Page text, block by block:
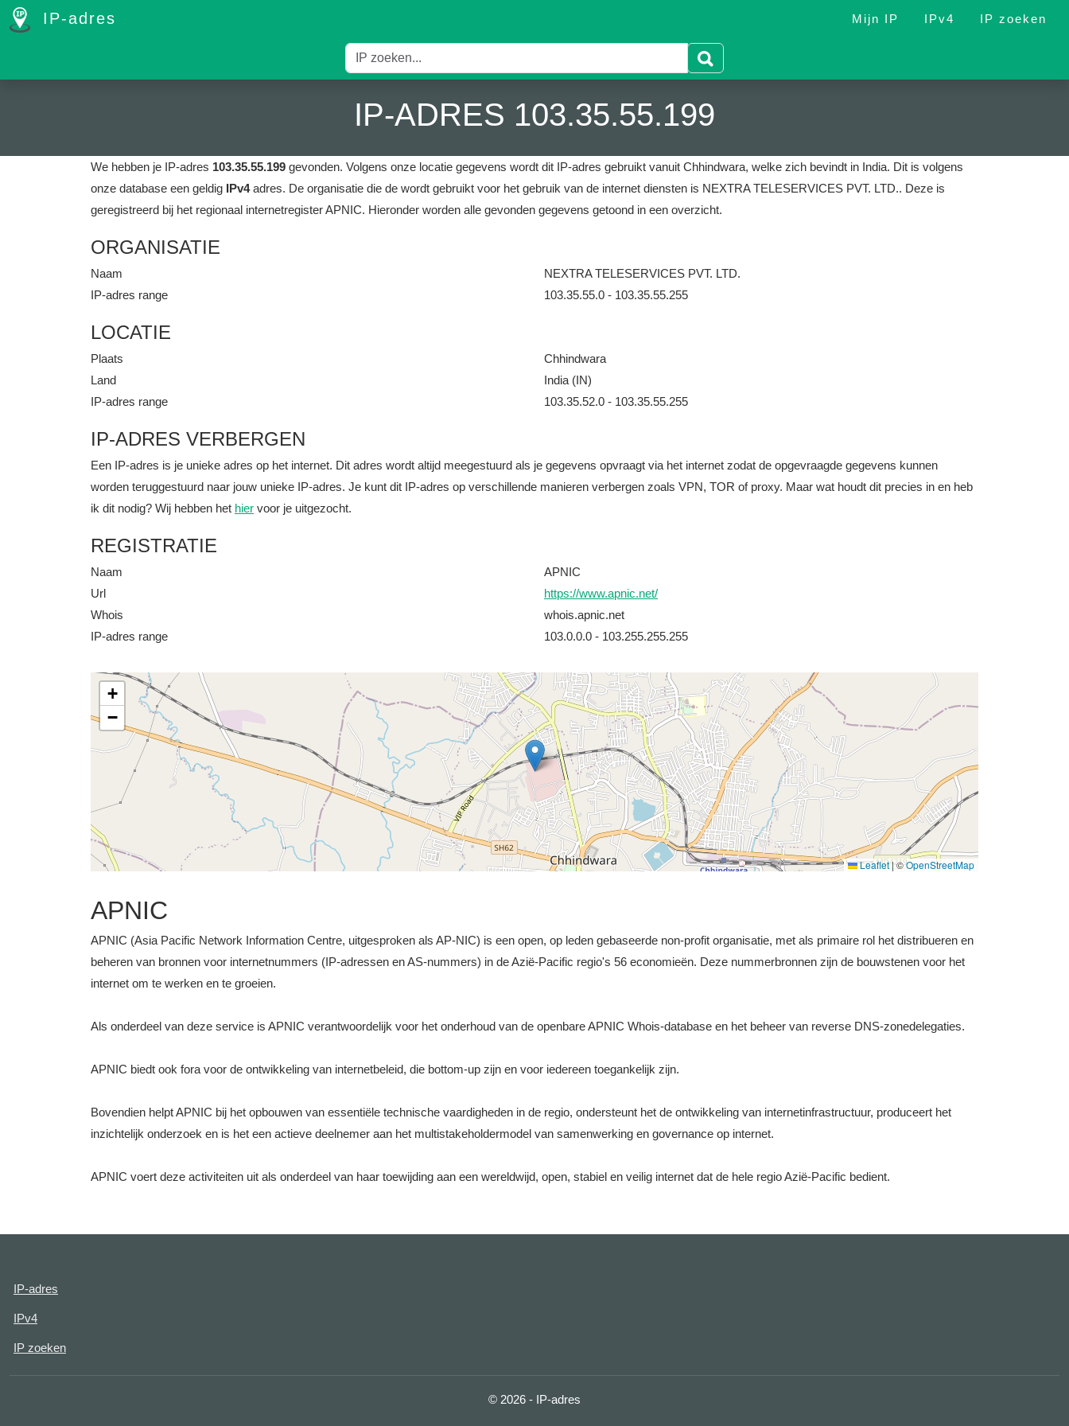
IP-adres Mijn IP IPv4 IP zoeken
IP-ADRES 103.35.55.199
We hebben je IP-adres 103.35.55.199 gevonden. Volgens onze locatie gegevens wordt dit IP-adres gebruikt vanuit Chhindwara, welke zich bevindt in India. Dit is volgens
onze database een geldig IPv4adres. De organisatie die de wordt gebruikt voor het gebruik van de internet diensten is NEXTRA TELESERVICES PVT. LTD.. Deze is
geregistreerd bij het regionaal internetregister APNIC. Hieronder worden alle gevonden gegevens getoond in een overzicht.
ORGANISATIE
Naam
NEXTRA TELESERVICES PVT. LTD.
IP-adres range
103.35.55.0 - 103.35.55.255
LOCATIE
Plaats
Chhindwara
Land
India (IN)
IP-adres range
103.35.52.0 - 103.35.55.255
IP-ADRES VERBERGEN
Een IP-adres is je unieke adres op het internet. Dit adres wordt altijd meegestuurd als je gegevens opvraagt via het internet zodat de opgevraagde gegevens kunnen
worden teruggestuurd naar jouw unieke IP-adres. Je kunt dit IP-adres op verschillende manieren verbergen zoals VPN, TOR of proxy. Maar wat houdt dit precies in en heb
ik dit nodig? Wij hebben het hier voor je uitgezocht.
REGISTRATIE
Naam
APNIC
Url
https://www.apnic.net/
Whois
whois.apnic.net
IP-adres range
103.0.0.0 - 103.255.255.255
+
−
Leaflet|©OpenStreetMap
APNIC
APNIC (Asia Pacific Network Information Centre, uitgesproken als AP-NIC) is een open, op leden gebaseerde non-profit organisatie, met als primaire rol het distribueren en
beheren van bronnen voor internetnummers (IP-adressen en AS-nummers) in de Azië-Pacific regio's 56 economieën. Deze nummerbronnen zijn de bouwstenen voor het
internet om te werken en te groeien.
Als onderdeel van deze service is APNIC verantwoordelijk voor het onderhoud van de openbare APNIC Whois-database en het beheer van reverse DNS-zonedelegaties.
APNIC biedt ook fora voor de ontwikkeling van internetbeleid, die bottom-up zijn en voor iedereen toegankelijk zijn.
Bovendien helpt APNIC bij het opbouwen van essentiële technische vaardigheden in de regio, ondersteunt het de ontwikkeling van internetinfrastructuur, produceert het
inzichtelijk onderzoek en is het een actieve deelnemer aan het multistakeholdermodel van samenwerking en governance op internet.
APNIC voert deze activiteiten uit als onderdeel van haar toewijding aan een wereldwijd, open, stabiel en veilig internet dat de hele regio Azië-Pacific bedient.
IP-adres
IPv4
IP zoeken
© 2026 - IP-adres